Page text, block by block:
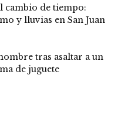
cambio de tiempo:
y lluvias en San Juan
tras asaltar a un
de juguete